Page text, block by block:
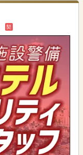
契